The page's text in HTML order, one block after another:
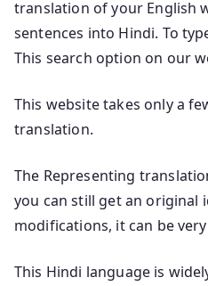
translation of your English
sentences into Hindi. To
This search option on our
This website takes only a
translation.
The Representing
you can still get an original
modifications, it can be
This Hindi language is